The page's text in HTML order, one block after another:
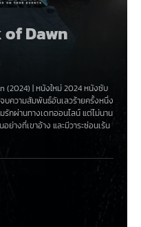
of Dawn
(2024) |หนังใหม่ 2024หนังซับ
บความสัมพันธ์อันเลวร้ายครั้งหนึ่ง
กผ่านทางเดทออนไลน์ แต่ไม่นาน
ย่างที่เขาอ้าง และมีวาระซ่อนเร้น